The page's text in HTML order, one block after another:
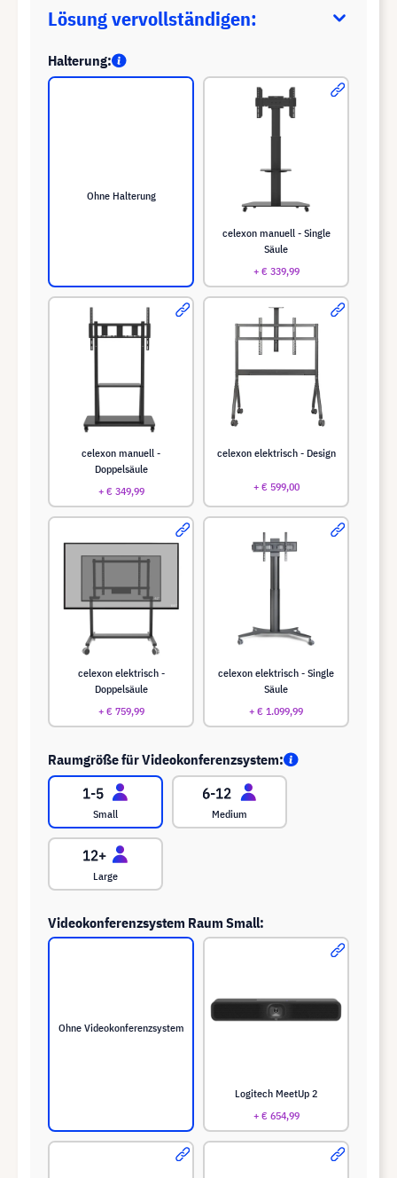
Lösung vervollständigen:
Halterung:
Ohne Halterung
celexon manuell - Single
Säule
+ € 339,99
celexon manuell -
Doppelsäule
+ € 349,99
celexon elektrisch - Design
+ € 599,00
celexon elektrisch -
Doppelsäule
+ € 759,99
celexon elektrisch - Single
Säule
+ € 1.099,99
Raumgröße für Videokonferenzsystem:
Small Medium
Large
Videokonferenzsystem Raum Small:
Ohne Videokonferenzsystem
Logitech MeetUp 2
+ € 654,99